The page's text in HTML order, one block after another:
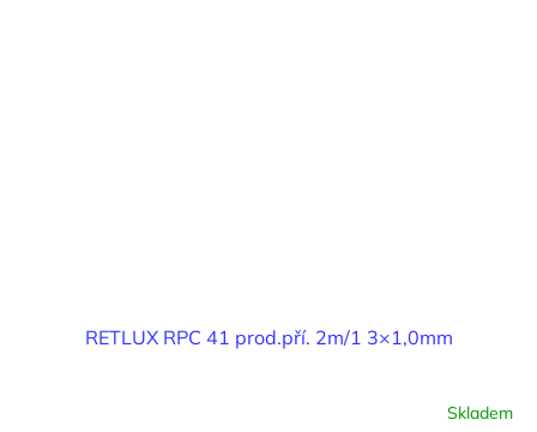
RETLUX RPC 41 prod.pří. 2m/1 3×1,0mm
Skladem